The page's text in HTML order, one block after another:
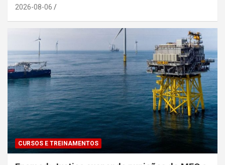
2026-08-06
CURSOS E TREINAMENTOS